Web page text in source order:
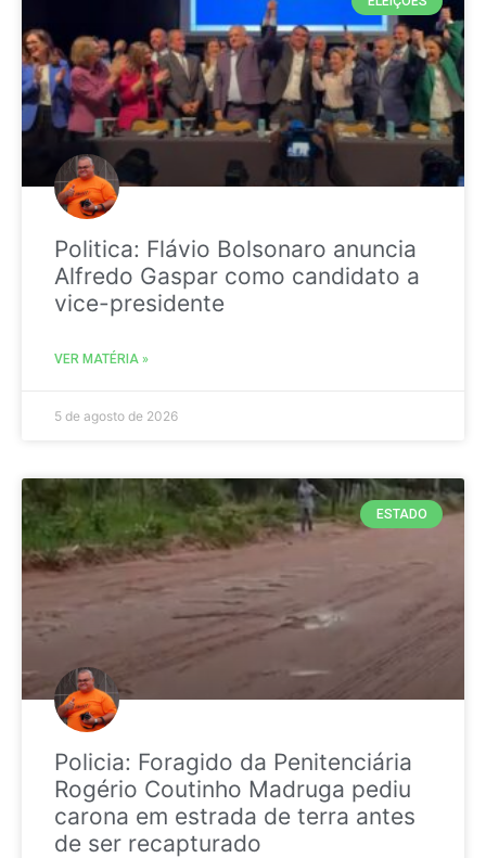
Politica: Flávio Bolsonaro anuncia
Alfredo Gaspar como candidato a
vice-presidente
VER MATÉRIA »
5 de agosto de 2026
ESTADO
Policia: Foragido da Penitenciária
Rogério Coutinho Madruga pediu
carona em estrada de terra antes
de ser recapturado